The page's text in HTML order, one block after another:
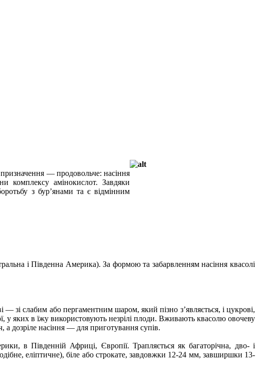
— продовольче: насіння
комплексу амінокислот. Завдяки
з бур’янами та є відмінним
і Південна Америка). За формою та забарвленням насіння квасолі
зі слабим або пергаментним шаром, який пізно з’являється, і цукрові,
у яких в їжу використовують незрілі плоди. Вживають квасолю овочеву
а дозріле насіння — для приготування супів.
в Південній Африці, Європії. Трапляється як багаторічна, дво- і
еліптичне), біле або строкате, завдовжки 12-24 мм, завширшки 13-